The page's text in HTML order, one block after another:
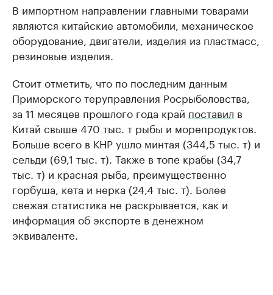
В импортном направлении главными товарами
являются китайские автомобили, механическое
оборудование, двигатели, изделия из пластмасс,
резиновые изделия.
Стоит отметить, что по последним данным
Приморского теруправления Росрыболовства,
за 11 месяцев прошлого года край поставил в
Китай свыше 470 тыс. т рыбы и морепродуктов.
Больше всего в КНР ушло минтая (344,5 тыс. т) и
сельди (69,1 тыс. т). Также в топе крабы (34,7
тыс. т) и красная рыба, преимущественно
горбуша, кета и нерка (24,4 тыс. т). Более
свежая статистика не раскрывается, как и
информация об экспорте в денежном
эквиваленте.